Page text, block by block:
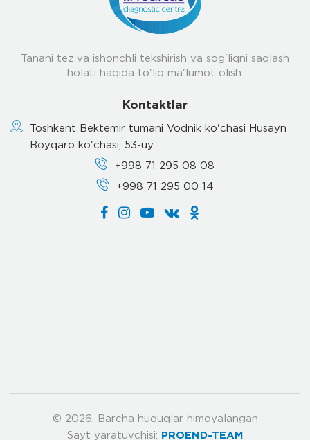
Tanani tez va ishonchli tekshirish va sog'liqni saqlash
holati haqida to'liq ma'lumot olish.
Kontaktlar
Toshkent Bektemir tumani Vodnik ko'chasi Husayn
Boyqaro ko'chasi, 53-uy
+998 71 295 08 08
+998 71 295 00 14
© 2026. Barcha huquqlar himoyalangan
Sayt yaratuvchisi:
PROEND-TEAM